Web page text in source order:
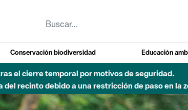
Conservación biodiversidad Educación
el cierre temporal por motivos de seguridad.
recinto debido a una restricción de paso en la